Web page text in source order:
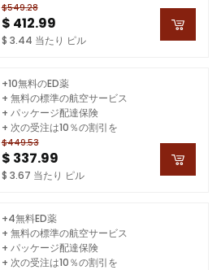
$549.28
$ 412.99
$ 3.44 当たり ピル
$449.53
$ 337.99
$ 3.67 当たり ピル
+10無料のED薬
+ 無料の標準の航空サービス
+ パッケージ配達保険
+ 次の受注は10％の割引を
+4無料ED薬
+ 無料の標準の航空サービス
+ パッケージ配達保険
+ 次の受注は10％の割引を